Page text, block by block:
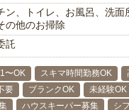
ン、トイレ、お風呂、洗面
の他のお掃除
託
〜OK スキマ時間勤務OK
要 ブランクOK
未経験OK
ハウスキーパー募集 シ